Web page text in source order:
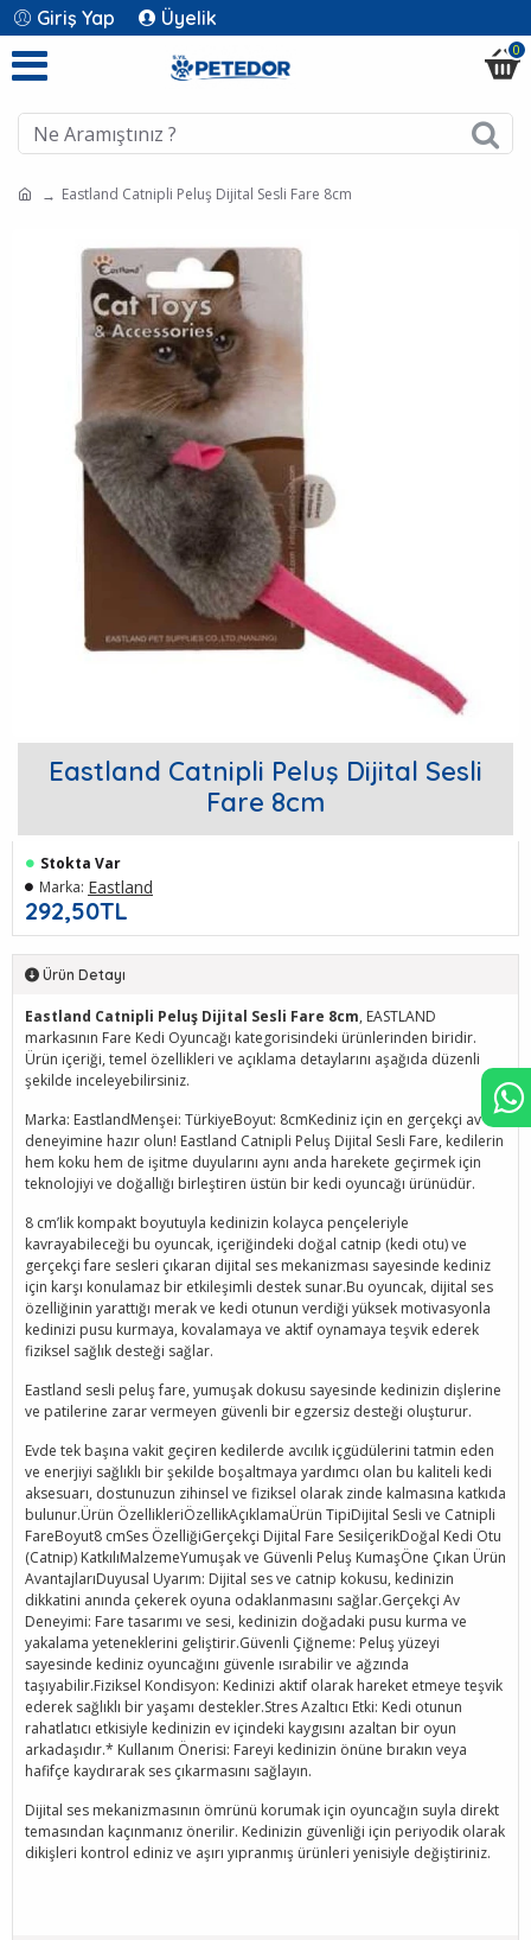
Giriş Yap Üyelik
0
Eastland Catnipli Peluş Dijital Sesli Fare 8cm
Eastland Catnipli Peluş Dijital Sesli
Fare 8cm
292,50TL
Stokta Var
Marka: Eastland
Ürün Detayı
Eastland Catnipli Peluş Dijital Sesli Fare 8cm, EASTLAND
markasının Fare Kedi Oyuncağı kategorisindeki ürünlerinden biridir.
Ürün içeriği, temel özellikleri ve açıklama detaylarını aşağıda düzenli
şekilde inceleyebilirsiniz.
Marka: EastlandMenşei: TürkiyeBoyut: 8cmKediniz için en gerçekçi av
deneyimine hazır olun! Eastland Catnipli Peluş Dijital Sesli Fare, kedilerin
hem koku hem de işitme duyularını aynı anda harekete geçirmek için
teknolojiyi ve doğallığı birleştiren üstün bir kedi oyuncağı ürünüdür.
8 cm’lik kompakt boyutuyla kedinizin kolayca pençeleriyle
kavrayabileceği bu oyuncak, içeriğindeki doğal catnip (kedi otu) ve
gerçekçi fare sesleri çıkaran dijital ses mekanizması sayesinde kediniz
için karşı konulamaz bir etkileşimli destek sunar.Bu oyuncak, dijital ses
özelliğinin yarattığı merak ve kedi otunun verdiği yüksek motivasyonla
kedinizi pusu kurmaya, kovalamaya ve aktif oynamaya teşvik ederek
fiziksel sağlık desteği sağlar.
Eastland sesli peluş fare, yumuşak dokusu sayesinde kedinizin dişlerine
ve patilerine zarar vermeyen güvenli bir egzersiz desteği oluşturur.
Evde tek başına vakit geçiren kedilerde avcılık içgüdülerini tatmin eden
ve enerjiyi sağlıklı bir şekilde boşaltmaya yardımcı olan bu kaliteli kedi
aksesuarı, dostunuzun zihinsel ve fiziksel olarak zinde kalmasına katkıda
bulunur.Ürün ÖzellikleriÖzellikAçıklamaÜrün TipiDijital Sesli ve Catnipli
FareBoyut8 cmSes ÖzelliğiGerçekçi Dijital Fare SesiİçerikDoğal Kedi Otu
(Catnip) KatkılıMalzemeYumuşak ve Güvenli Peluş KumaşÖne Çıkan Ürün
AvantajlarıDuyusal Uyarım: Dijital ses ve catnip kokusu, kedinizin
dikkatini anında çekerek oyuna odaklanmasını sağlar.Gerçekçi Av
Deneyimi: Fare tasarımı ve sesi, kedinizin doğadaki pusu kurma ve
yakalama yeteneklerini geliştirir.Güvenli Çiğneme: Peluş yüzeyi
sayesinde kediniz oyuncağını güvenle ısırabilir ve ağzında
taşıyabilir.Fiziksel Kondisyon: Kedinizi aktif olarak hareket etmeye teşvik
ederek sağlıklı bir yaşamı destekler.Stres Azaltıcı Etki: Kedi otunun
rahatlatıcı etkisiyle kedinizin ev içindeki kaygısını azaltan bir oyun
arkadaşıdır.* Kullanım Önerisi: Fareyi kedinizin önüne bırakın veya
hafifçe kaydırarak ses çıkarmasını sağlayın.
Dijital ses mekanizmasının ömrünü korumak için oyuncağın suyla direkt
temasından kaçınmanız önerilir. Kedinizin güvenliği için periyodik olarak
dikişleri kontrol ediniz ve aşırı yıpranmış ürünleri yenisiyle değiştiriniz.